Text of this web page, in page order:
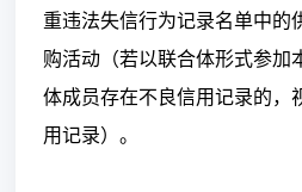
重违法失信行为记录名单中的
购活动（若以联合体形式参加
体成员存在不良信用记录的，
用记录） 。